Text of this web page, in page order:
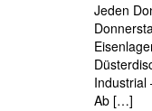
Jeden
Industrial
Ab […]